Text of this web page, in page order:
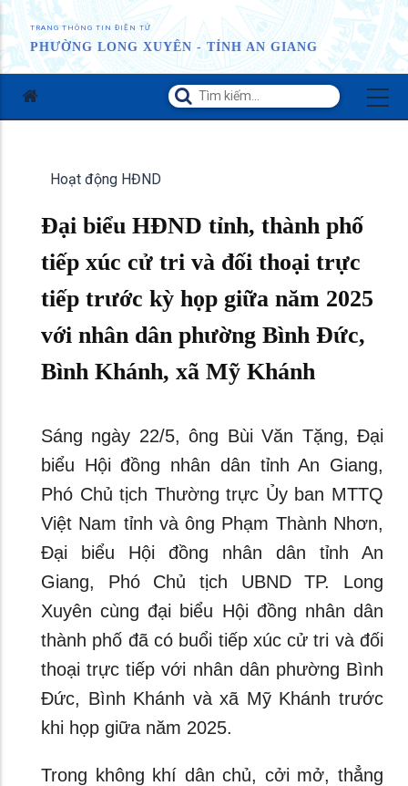
TRANG THÔNG TIN ĐIỆN TỬ
PHƯỜNG LONG XUYÊN - TỈNH AN GIANG
Hoạt động HĐND
Đại biểu HĐND tỉnh, thành phố
tiếp xúc cử tri và đối thoại trực
tiếp trước kỳ họp giữa năm 2025
với nhân dân phường Bình Đức,
Bình Khánh, xã Mỹ Khánh
Sáng ngày 22/5, ông Bùi Văn Tặng, Đại
biểu Hội đồng nhân dân tỉnh An Giang,
Phó Chủ tịch Thường trực Ủy ban MTTQ
Việt Nam tỉnh và ông Phạm Thành Nhơn,
Đại biểu Hội đồng nhân dân tỉnh An
Giang, Phó Chủ tịch UBND TP. Long
Xuyên cùng đại biểu Hội đồng nhân dân
thành phố đã có buổi tiếp xúc cử tri và đối
thoại trực tiếp với nhân dân phường Bình
Đức, Bình Khánh và xã Mỹ Khánh trước
khi họp giữa năm 2025.
Trong không khí dân chủ, cởi mở, thẳng